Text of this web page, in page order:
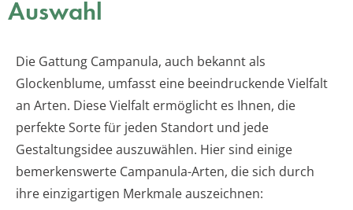
Auswahl
Die Gattung Campanula, auch bekannt als
Glockenblume, umfasst eine beeindruckende Vielfalt
an Arten. Diese Vielfalt ermöglicht es Ihnen, die
perfekte Sorte für jeden Standort und jede
Gestaltungsidee auszuwählen. Hier sind einige
bemerkenswerte Campanula-Arten, die sich durch
ihre einzigartigen Merkmale auszeichnen: